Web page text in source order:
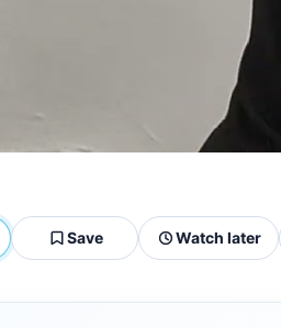
Save Watch later